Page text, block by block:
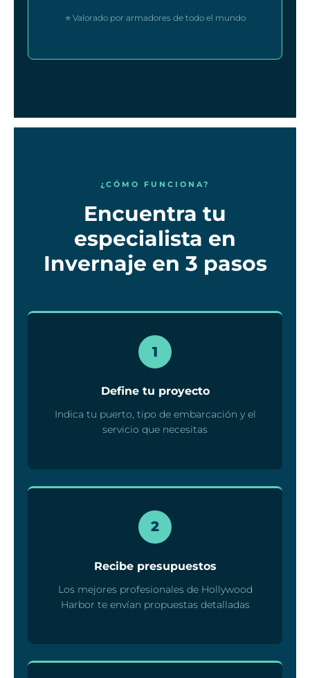
⭐ Valorado por armadores de todo el mundo
¿CÓMO FUNCIONA?
Encuentra tu
especialista en
Invernaje en 3 pasos
1
Define tu proyecto
Indica tu puerto, tipo de embarcación y el
servicio que necesitas
2
Recibe presupuestos
Los mejores profesionales de Hollywood
Harbor te envían propuestas detalladas